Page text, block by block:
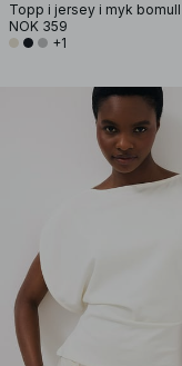
NOK 359
+1